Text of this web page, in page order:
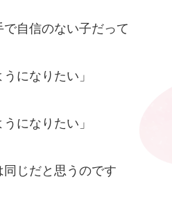
自信のない子だって
うになりたい」
うになりたい」
同じだと思うのです